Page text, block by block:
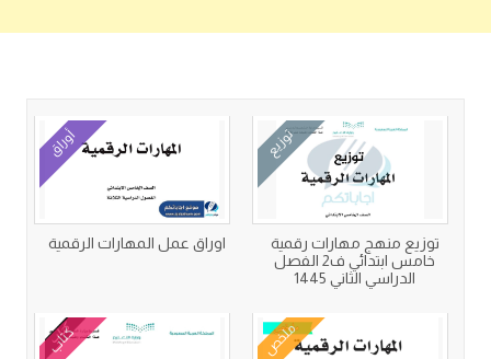
توزيع
توزيع منهج مهارات رقمية
خامس ابتدائي ف2 الفصل
الدراسي الثاني 1445
أوراق
اوراق عمل المهارات الرقمية
ملخص كتاب